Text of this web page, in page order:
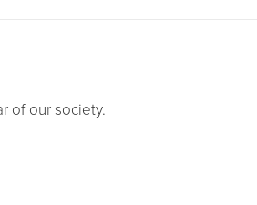
of our society.